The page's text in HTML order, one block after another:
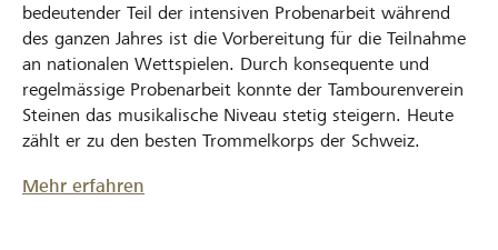
bedeutender Teil der intensiven Probenarbeit während
des ganzen Jahres ist die Vorbereitung für die Teilnahme
an nationalen Wettspielen. Durch konsequente und
regelmässige Probenarbeit konnte der Tambourenverein
Steinen das musikalische Niveau stetig steigern. Heute
zählt er zu den besten Trommelkorps der Schweiz.
Mehr erfahren